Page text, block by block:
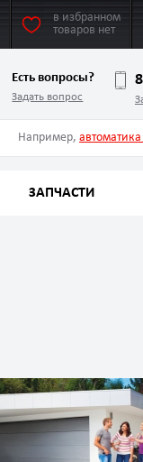
в избранном
товаров нет
Есть вопросы?
Задать вопрос
Например,
ЗАПЧАСТИ